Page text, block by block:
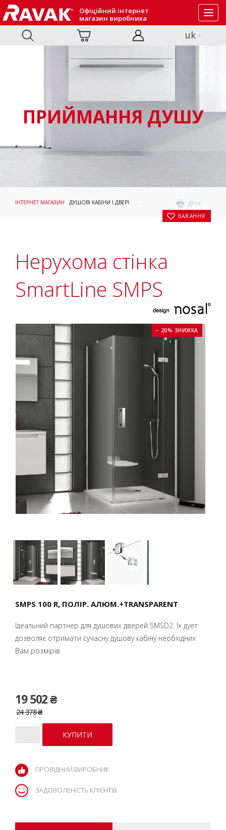
Офіційний інтернет
магазин виробника
uk
ПРИЙМАННЯ ДУШУ
ДРУК
БАЖАННЯ
ІНТЕРНЕТ МАГАЗИН : ДУШОВІ КАБІНИ І ДВЕРІ : ПРИЙМАННЯ ДУШУ : НЕРУХОМА
Нерухома стінка
SmartLine SMPS
− 20% ЗНИЖКА
SMPS 100 R, ПОЛІР. АЛЮМ.+TRANSPARENT
Ідеальний партнер для душових дверей SMSD2. Їх дует
дозволяє отримати сучасну душову кабіну необхідних
Вам розмірів.
19 502 ₴
24 378 ₴
ПРОВІДНИЙ ВИРОБНИК
ЗАДОВОЛЕНІСТЬ КЛІЄНТІВ